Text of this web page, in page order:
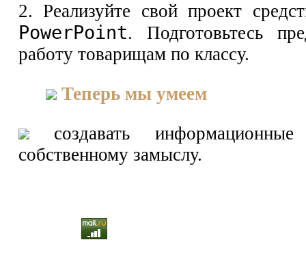
2. Реализуйте свой проект
PowerPoint. Подготовьтесь
работу товарищам по классу.
Теперь мы умеем
создавать
собственному замыслу.